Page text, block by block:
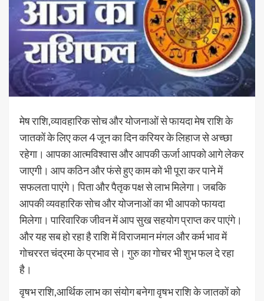
मेष राशि,व्यावहारिक सोच और योजनाओं से फायदा मेष राशि के
जातकों के लिए कल 4 जून का दिन करियर के लिहाज से अच्छा
रहेगा। आपका आत्मविश्वास और आपकी ऊर्जा आपको आगे लेकर
जाएगी। आप कठिन और फंसे हुए काम को भी पूरा कर पाने में
सफलता पाएंगे। पिता और पैतृक पक्ष से लाभ मिलेगा। जबकि
आपकी व्यवहारिक सोच और योजनाओं का भी आपको फायदा
मिलेगा। पारिवारिक जीवन में आप सुख सहयोग प्राप्त कर पाएंगे।
और यह सब हो रहा है राशि में विराजमान मंगल और कर्म भाव में
गोचररत चंद्रमा के प्रभाव से। गुरु का गोचर भी शुभ फल दे रहा
है।
वृषभ राशि,आर्थिक लाभ का संयोग बनेगा वृषभ राशि के जातकों को